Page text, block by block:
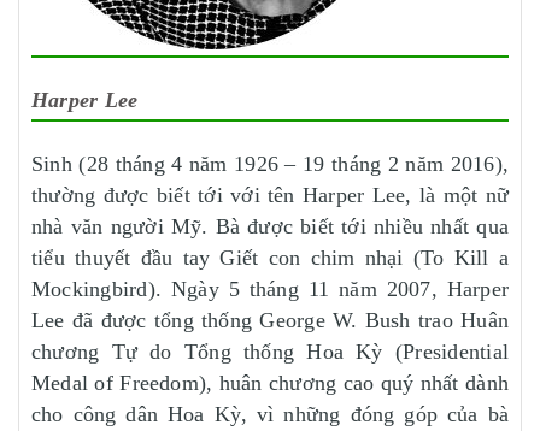
Harper Lee
Sinh (28 tháng 4 năm 1926 – 19 tháng 2 năm 2016),
thường được biết tới với tên Harper Lee, là một nữ
nhà văn người Mỹ. Bà được biết tới nhiều nhất qua
tiểu thuyết đầu tay Giết con chim nhại (To Kill a
Mockingbird). Ngày 5 tháng 11 năm 2007, Harper
Lee đã được tổng thống George W. Bush trao Huân
chương Tự do Tổng thống Hoa Kỳ (Presidential
Medal of Freedom), huân chương cao quý nhất dành
cho công dân Hoa Kỳ, vì những đóng góp của bà